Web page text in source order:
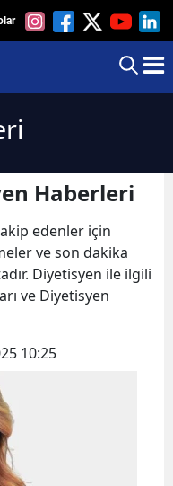
Haberleri
edenler için
ve son dakika
Diyetisyen ile ilgili
ve Diyetisyen
10:25